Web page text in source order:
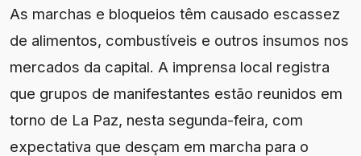
As marchas e bloqueios têm causado escassez
de alimentos, combustíveis e outros insumos nos
mercados da capital. A imprensa local registra
que grupos de manifestantes estão reunidos em
torno de La Paz, nesta segunda-feira, com
expectativa que desçam em marcha para o